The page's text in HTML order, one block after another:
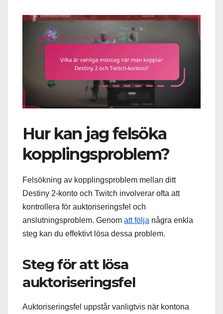
Hur kan jag felsöka
kopplingsproblem?
Felsökning av kopplingsproblem mellan ditt
Destiny 2-konto och Twitch involverar ofta att
kontrollera för auktoriseringsfel och
anslutningsproblem. Genom att följa några enkla
steg kan du effektivt lösa dessa problem.
Steg för att lösa
auktoriseringsfel
Auktoriseringsfel uppstår vanligtvis när kontona